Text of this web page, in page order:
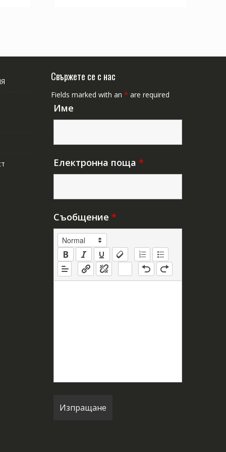
Свържете се с нас
Fields marked with an * are required
Име
Електронна поща *
Съобщение *